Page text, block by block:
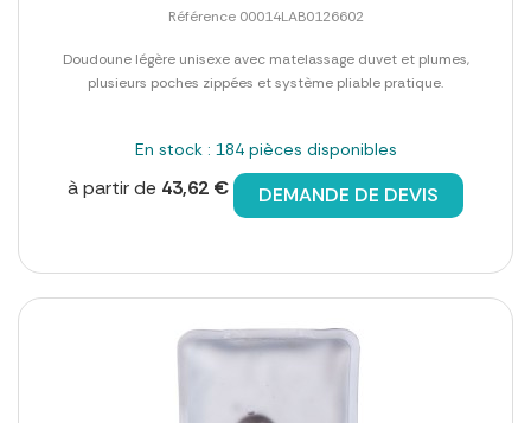
Référence 00014LAB0126602
Doudoune légère unisexe avec matelassage duvet et plumes,
plusieurs poches zippées et système pliable pratique.
En stock : 184 pièces disponibles
à partir de 43,62 € DEMANDE DE DEVIS